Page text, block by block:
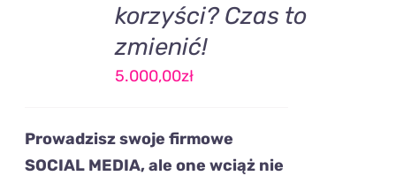
korzyści? Czas to
zmienić!
5.000,00zł
Prowadzisz swoje firmowe
SOCIAL MEDIA,ale one wciąż nie